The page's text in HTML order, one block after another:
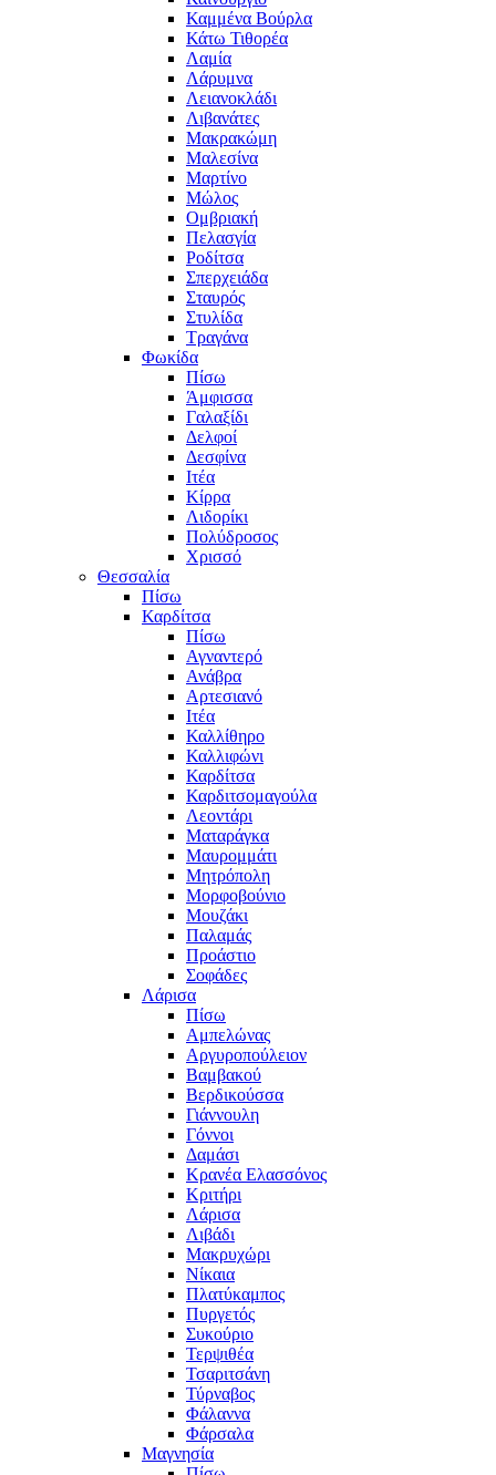
Καμμένα Βούρλα
Κάτω Τιθορέα
Λαμία
Λάρυμνα
Λειανοκλάδι
Λιβανάτες
Μακρακώμη
Μαλεσίνα
Μαρτίνο
Μώλος
Ομβριακή
Πελασγία
Ροδίτσα
Σπερχειάδα
Σταυρός
Στυλίδα
Τραγάνα
Φωκίδα
Πίσω
Άμφισσα
Γαλαξίδι
Δελφοί
Δεσφίνα
Ιτέα
Κίρρα
Λιδορίκι
Πολύδροσος
Χρισσό
Θεσσαλία
Πίσω
Καρδίτσα
Πίσω
Αγναντερό
Ανάβρα
Αρτεσιανό
Ιτέα
Καλλίθηρο
Καλλιφώνι
Καρδίτσα
Καρδιτσομαγούλα
Λεοντάρι
Ματαράγκα
Μαυρομμάτι
Μητρόπολη
Μορφοβούνιο
Μουζάκι
Παλαμάς
Προάστιο
Σοφάδες
Λάρισα
Πίσω
Αμπελώνας
Αργυροπούλειον
Βαμβακού
Βερδικούσσα
Γιάννουλη
Γόννοι
Δαμάσι
Κρανέα Ελασσόνος
Κριτήρι
Λάρισα
Λιβάδι
Μακρυχώρι
Νίκαια
Πλατύκαμπος
Πυργετός
Συκούριο
Τερψιθέα
Τσαριτσάνη
Τύρναβος
Φάλαννα
Φάρσαλα
Μαγνησία